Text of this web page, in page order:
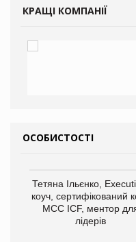
КРАЩІ КОМПАНІЇ
ОСОБИСТОСТІ
Тетяна Ільєнко,
коуч, сертифікований
МСС ICF, ментор
лідерів